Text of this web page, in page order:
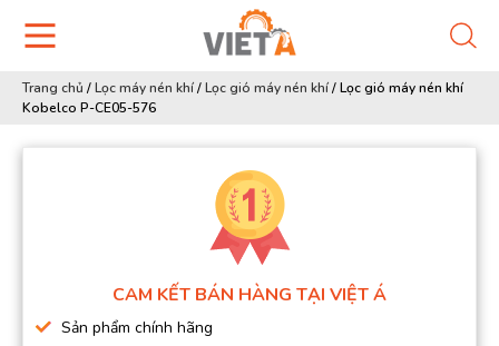
Trang chủ /Lọc máy nén khí/Lọc gió máy nén khí/Lọc gió máy nén khí
Kobelco P-CE05-576
CAM KẾT BÁN HÀNG TẠI VIỆT Á
Sản phẩm chính hãng